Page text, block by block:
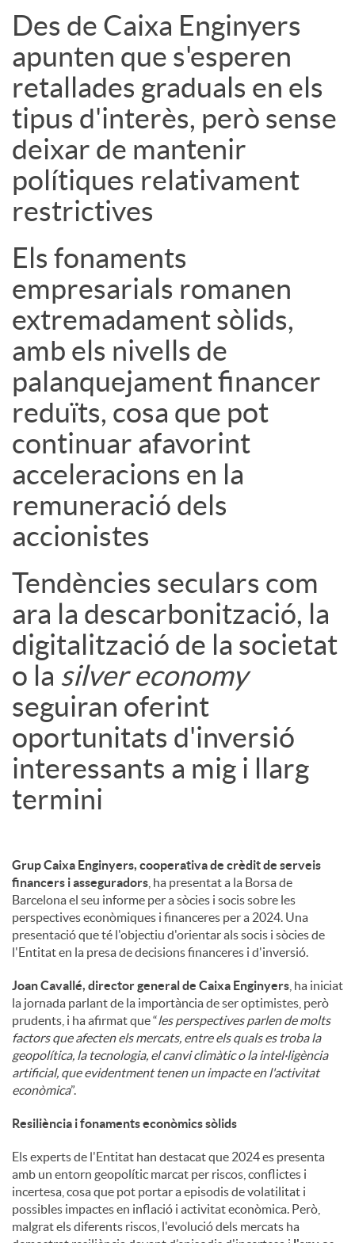
t
i
n
g
u
t
s
Des de Caixa Enginyers
apunten que s'esperen
retallades graduals en els
tipus d'interès, però sense
deixar de mantenir
polítiques relativament
restrictives
Els fonaments
empresarials romanen
extremadament sòlids,
amb els nivells de
palanquejament financer
reduïts, cosa que pot
continuar afavorint
acceleracions en la
remuneració dels
accionistes
Tendències seculars com
ara la descarbonització, la
digitalització de la societat
o la silver economy
seguiran oferint
oportunitats d'inversió
interessants a mig i llarg
termini
Grup Caixa Enginyers, cooperativa de crèdit de serveis
financers i asseguradors , ha presentat a la Borsa de
Barcelona el seu informe per a sòcies i socis sobre les
perspectives econòmiques i financeres per a 2024. Una
presentació que té l'objectiu d'orientar als socis i sòcies de
l'Entitat en la presa de decisions financeres i d'inversió.
Joan Cavallé, director general de Caixa Enginyers , ha iniciat
la jornada parlant de la importància de ser optimistes, però
prudents, i ha afirmat que “les perspectives parlen de molts
factors que afecten els mercats, entre els quals es troba la
geopolítica, la tecnologia, el canvi climàtic o la intel·ligència
artificial, que evidentment tenen un impacte en l'activitat
econòmica”.
Resiliència i fonaments econòmics sòlids
Els experts de l'Entitat han destacat que 2024 es presenta
amb un entorn geopolític marcat per riscos, conflictes i
incertesa, cosa que pot portar a episodis de volatilitat i
possibles impactes en inflació i activitat econòmica. Però,
malgrat els diferents riscos, l'evolució dels mercats ha